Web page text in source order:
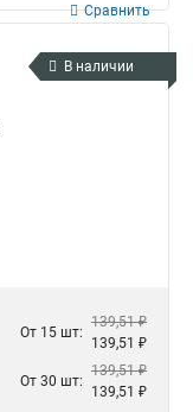
Сравнить
В наличии
От 15 шт:
139,51 ₽
139,51 ₽
От 30 шт:
139,51 ₽
139,51 ₽